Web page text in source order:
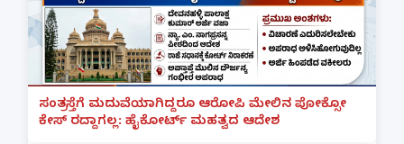
ಸಂತ್ರಸ್ತೆಗೆ ಮದುವೆಯಾಗಿದ್ದರೂ ಆರೋಪಿ ಮೇಲಿನ ಪೋಕ್ಸೋ
ಕೇಸ್ ರದ್ದಾಗಲ್ಲ: ಹೈಕೋರ್ಟ್ ಮಹತ್ವದ ಆದೇಶ